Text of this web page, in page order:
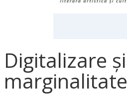
Digitalizare și
marginalitate